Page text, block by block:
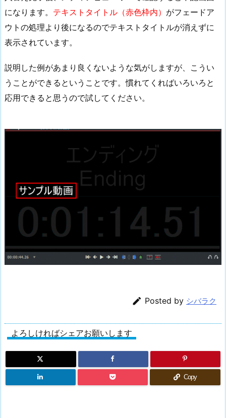
になります。 テキストタイトル（赤色枠内） がフェードア
ウトの処理より後になるのでテキストタイトルが消えずに
表示されています。
説明した例があまり良くないような気がしますが、こうい
うことができるということです。慣れてくればいろいろと
応用できると思うので試してください。
 Posted by シバラク
よろしければシェアお願いします
Copy